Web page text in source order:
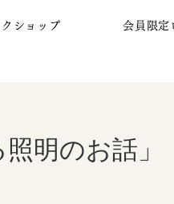
ショップ 会員限定
明のお話」